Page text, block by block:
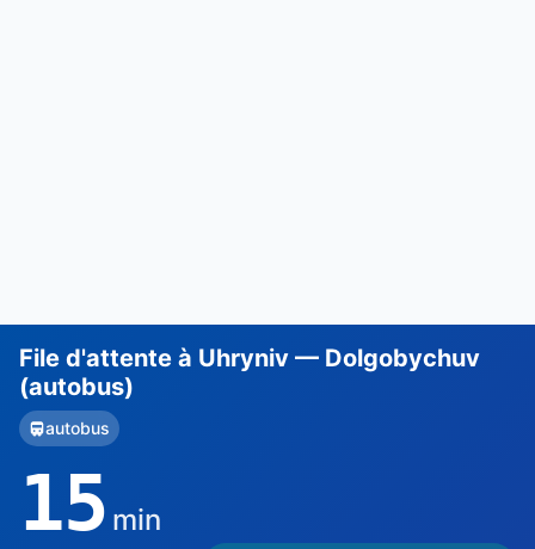
File d'attente à Uhryniv — Dolgobychuv
(autobus)
autobus
15 min